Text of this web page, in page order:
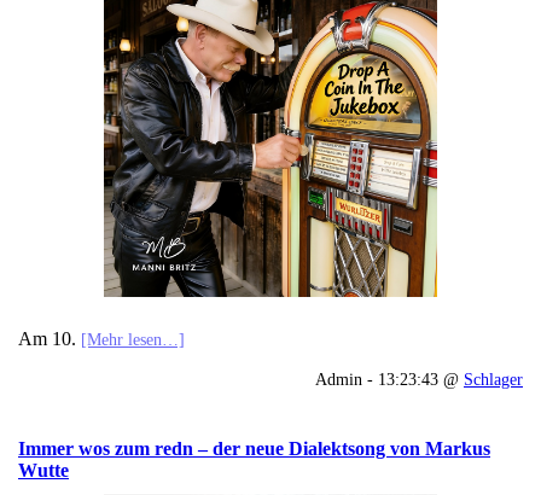
Am 10. [Mehr lesen…]
Admin - 13:23:43 @ Schlager
Immer wos zum redn – der neue Dialektsong von Markus
Wutte